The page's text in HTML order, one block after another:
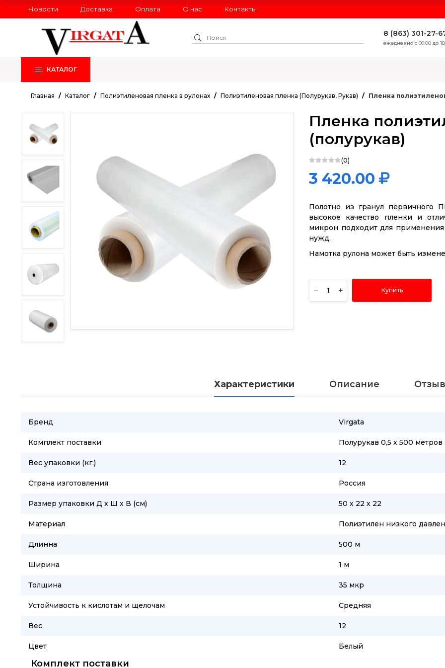
Новости Доставка Оплата О нас Контакты
8 (863) 301-27-
ежедневно с 09:00 до
КАТАЛОГ
Главная Каталог Полиэтиленовая пленка в рулонах Полиэтиленовая пленка (Полурукав, Рукав) Пленка
Пленка
(полурукав)
(0)
3 420.00
Полотно из гранул первичного
высокое качество пленки и
микрон подходит для
нужд.
Намотка рулона может быть
Купить
Характеристики Описание
Бренд Virgata
Комплект поставки Полурукав 0,5 х 500 метров
Вес упаковки (кг.) 12
Страна изготовления Россия
Размер упаковки Д х Ш х В (см) 50 х 22 х 22
Материал Полиэтилен низкого
Длинна 500 м
Ширина 1 м
Толщина 35 мкр
Устойчивость к кислотам и щелочам Средняя
Вес 12
Цвет Белый
Комплект поставки